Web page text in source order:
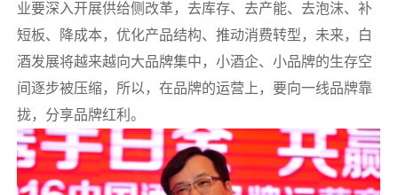
业要深入开展供给侧改革，去库存、去产能、去泡沫、补
短板、降成本，优化产品结构、推动消费转型，未来，白
酒发展将越来越向大品牌集中，小酒企、小品牌的生存空
间逐步被压缩，所以，在品牌的运营上，要向一线品牌靠
拢，分享品牌红利。